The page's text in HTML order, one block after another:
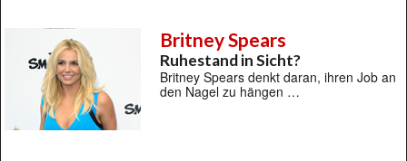
Britney Spears
Ruhestand in Sicht?
Britney Spears denkt daran, ihren Job an
den Nagel zu hängen …